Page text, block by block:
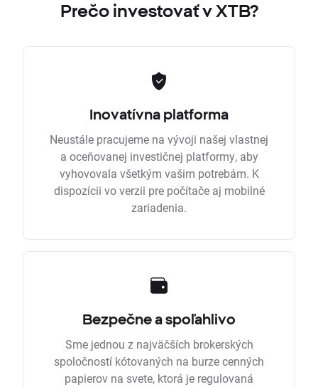
Prečo investovať v XTB?
Inovatívna platforma
Neustále pracujeme na vývoji našej vlastnej
a oceňovanej investičnej platformy, aby
vyhovovala všetkým vašim potrebám. K
dispozícii vo verzii pre počítače aj mobilné
zariadenia.
Bezpečne a spoľahlivo
Sme jednou z najväčších brokerských
spoločností kótovaných na burze cenných
papierov na svete, ktorá je regulovaná